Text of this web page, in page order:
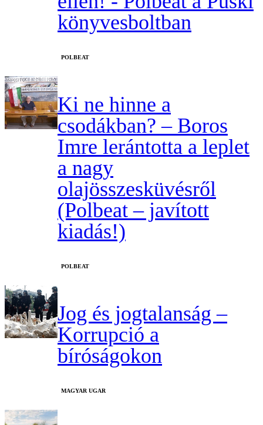
könyvesboltban
‎POLBEAT
Ki ne hinne a
csodákban? – Boros
Imre lerántotta a leplet
a nagy
olajösszesküvésről
(Polbeat – javított
kiadás!)
‎POLBEAT
Jog és jogtalanság –
Korrupció a
bíróságokon
MAGYAR UGAR